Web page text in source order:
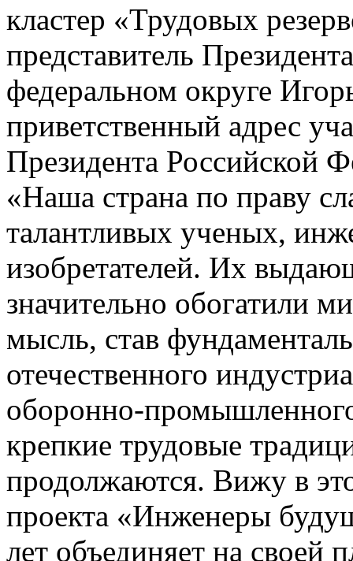
кластер «Трудовых
представитель
федеральном округе
приветственный адрес
Президента Российской
«Наша страна по праву
талантливых ученых,
изобретателей. Их
значительно обогатили
мысль, став
отечественного
оборонно-
крепкие трудовые
продолжаются. Вижу в
проекта «Инженеры
лет объединяет на своей